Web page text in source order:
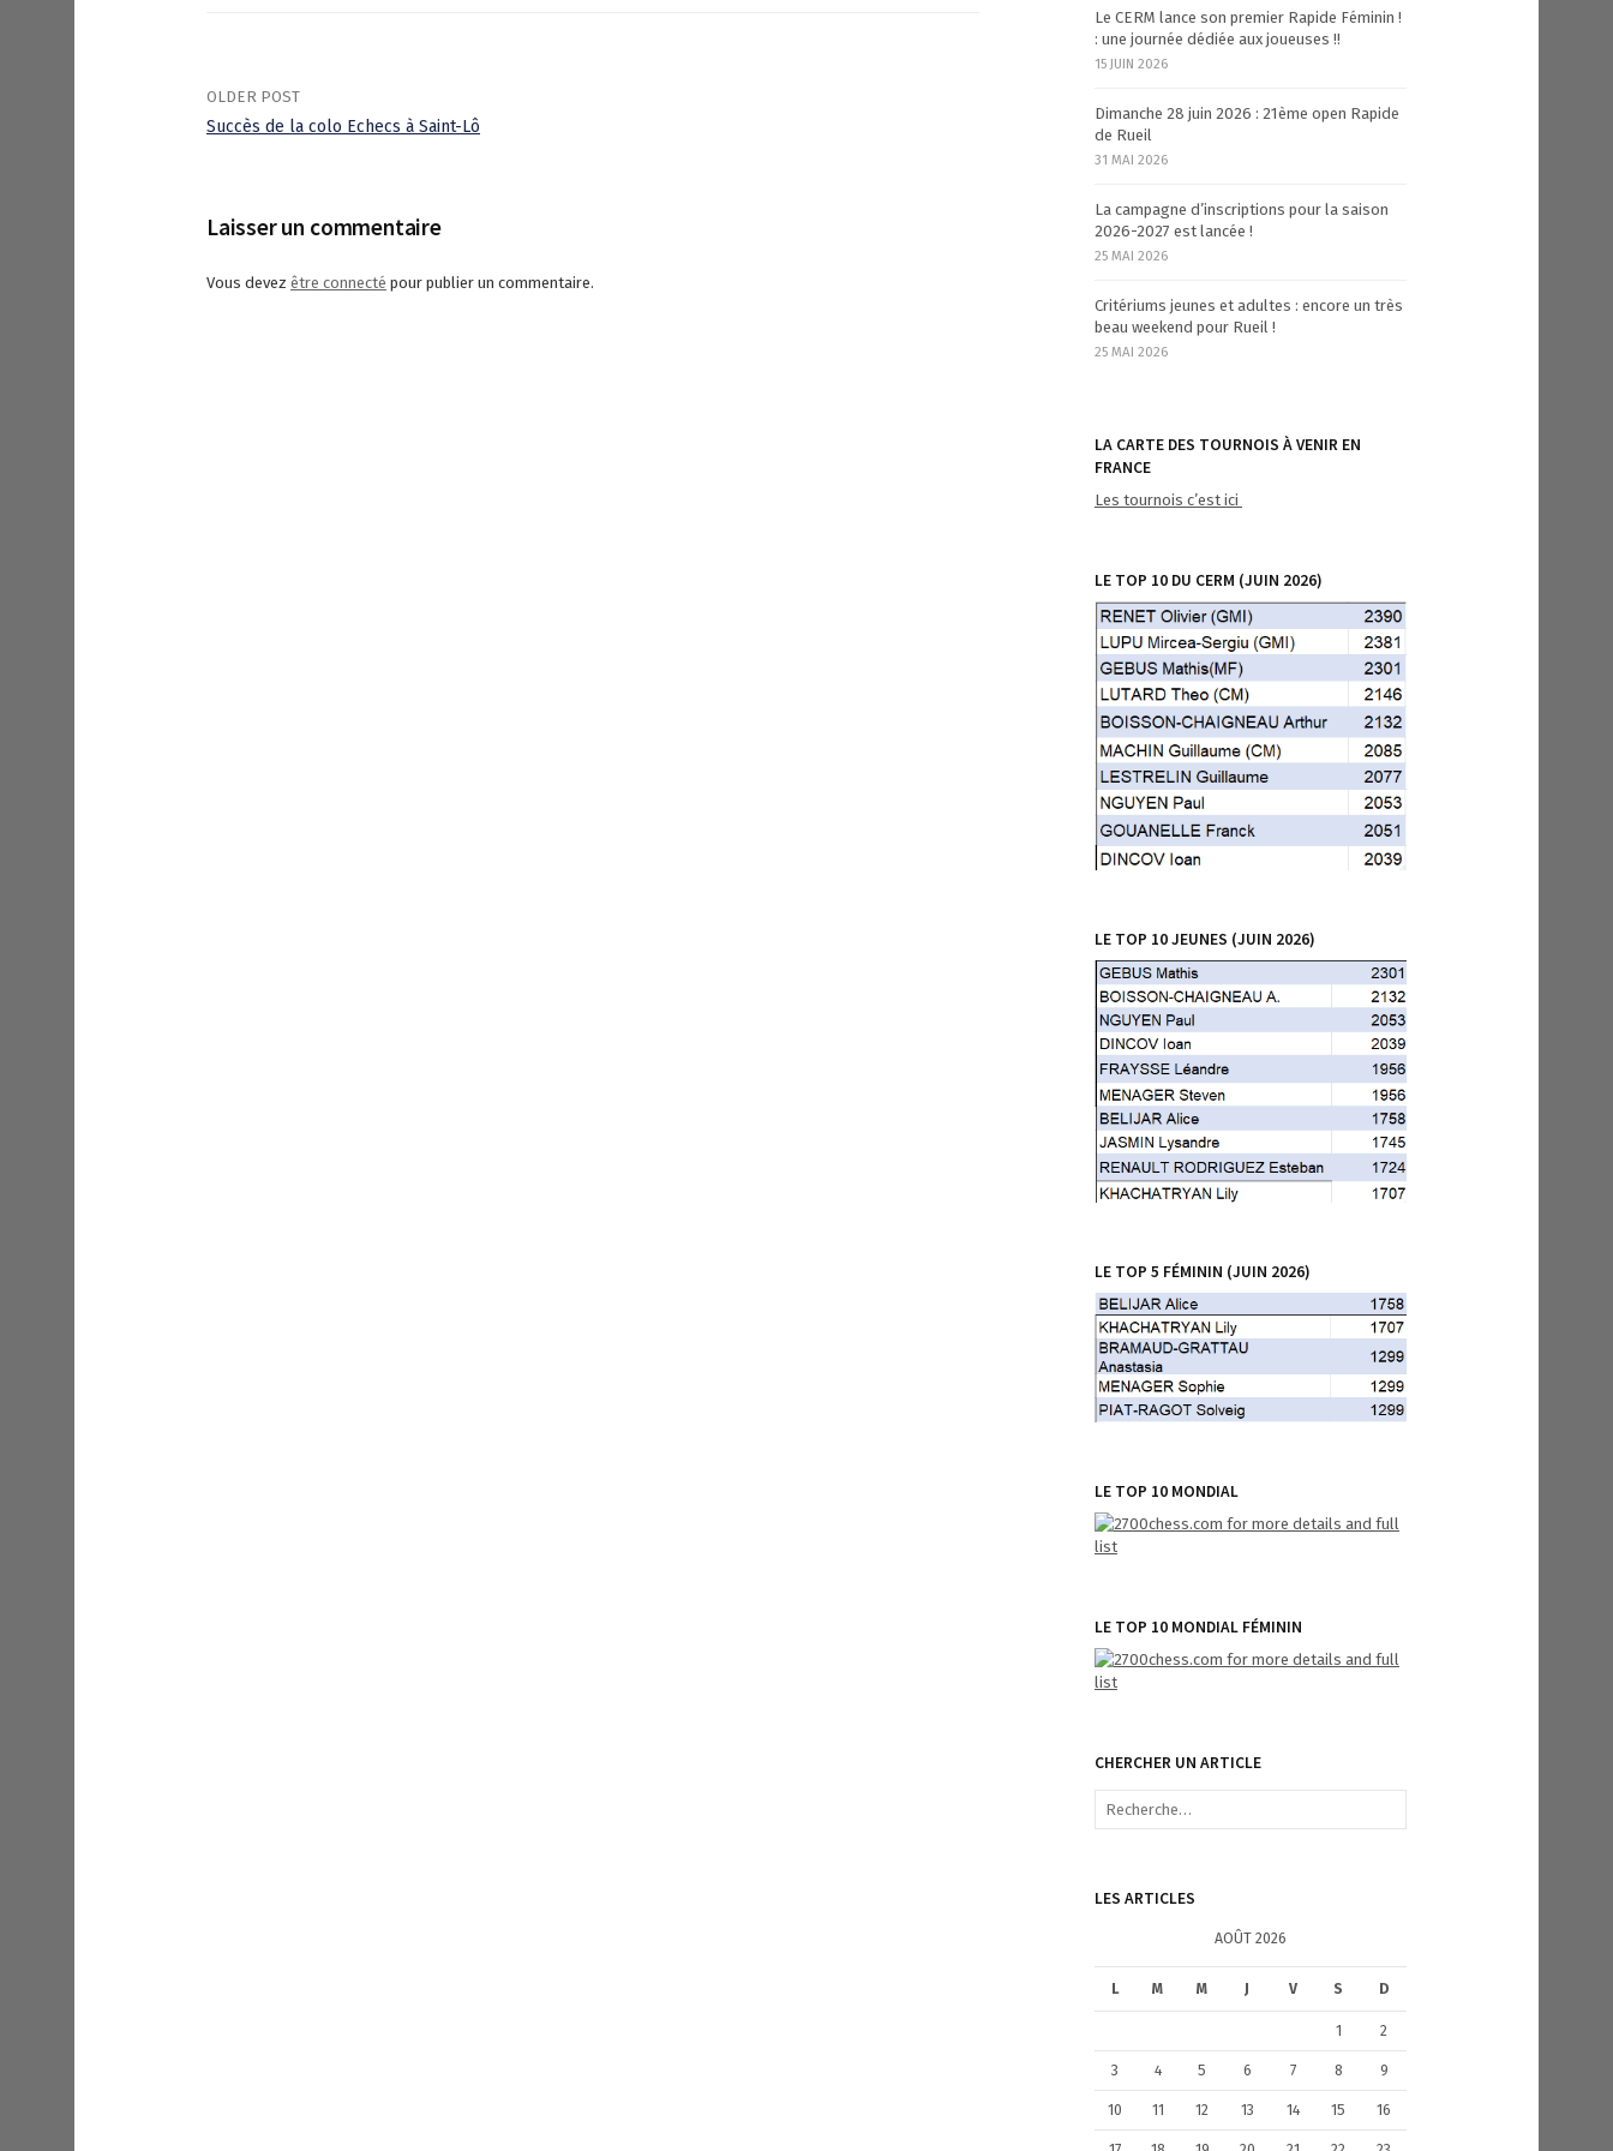
o
s
OLDER POST
Succès de la colo Echecs à Saint-Lô
Laisser un commentaire
Vous devez être connecté pour publier un commentaire.
Le CERM lance son premier Rapide Féminin !
: une journée dédiée aux joueuses !!
15 JUIN 2026
Dimanche 28 juin 2026 : 21ème open Rapide
de Rueil
31 MAI 2026
La campagne d’inscriptions pour la saison
2026-2027 est lancée !
25 MAI 2026
Critériums jeunes et adultes : encore un très
beau weekend pour Rueil !
25 MAI 2026
LA CARTE DES TOURNOIS À VENIR EN
FRANCE
Les tournois c’est ici
LE TOP 10 DU CERM (JUIN 2026)
LE TOP 10 JEUNES (JUIN 2026)
LE TOP 5 FÉMININ (JUIN 2026)
LE TOP 10 MONDIAL
LE TOP 10 MONDIAL FÉMININ
CHERCHER UN ARTICLE
R
r
:
LES ARTICLES
AOÛT 2026
L M M J V S D
1 2
3 4 5 6 7 8 9
10 11 12 13 14 15 16